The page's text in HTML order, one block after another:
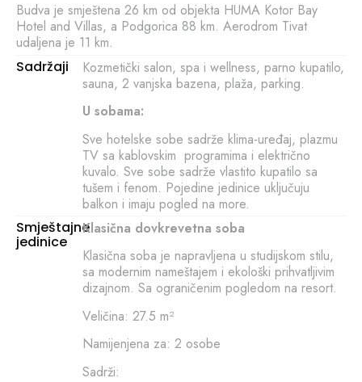
Budva je smještena 26 km od objekta HUMA Kotor Bay
Hotel and Villas, a Podgorica 88 km. Aerodrom Tivat
udaljena je 11 km.
Sadržaji
Kozmetički salon, spa i wellness, parno kupatilo,
sauna, 2 vanjska bazena, plaža, parking.
U sobama:
Sve hotelske sobe sadrže klima-uređaj, plazmu
TV sa kablovskim programima i električno
kuvalo. Sve sobe sadrže vlastito kupatilo sa
tušem i fenom. Pojedine jedinice uključuju
balkon i imaju pogled na more.
Smještajne
jedinice
Klasična dovkrevetna soba
Klasična soba je napravljena u studijskom stilu,
sa modernim nameštajem i ekološki prihvatljivim
dizajnom. Sa ograničenim pogledom na resort.
Veličina: 27.5 m²
Namijenjena za: 2 osobe
Sadrži: